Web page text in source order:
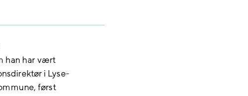
han har vært
i Lyse-
først